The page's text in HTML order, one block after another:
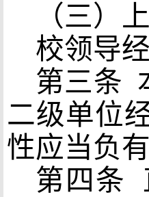
（三）
校领导
第三条
二级单位
性应当负
第四条